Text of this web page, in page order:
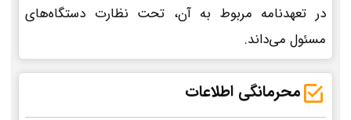
در تعهدنامه مربوط به آن، تحت نظارت دستگاه‌های
مسئول می‌داند.
محرمانگی اطلاعات